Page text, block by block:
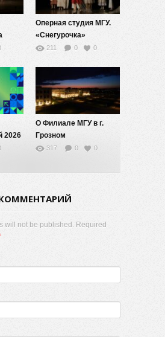
Оперная студия МГУ.
«Снегурочка»
211 0 0
2026
МГУ
О Филиале МГУ в г.
Грозном
317 0 0
will not be published. Required